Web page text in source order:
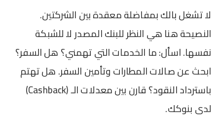
لا تشغل بالك بمفاضلة معقدة بين الشركتين.
النصيحة هنا هي النظر للبنك المصدر لا للشبكة
نفسها. اسأل: ما الخدمات التي تهمني؟ هل السفر؟
ابحث عن صالات المطارات وتأمين السفر. هل تهتم
باسترداد النقود؟ قارن بين معدلات الـ (Cashback)
لدى بنوكك.